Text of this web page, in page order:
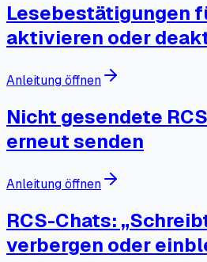
Lesebestätigungen
aktivieren oder
Anleitung öffnen
Nicht gesendete
erneut senden
Anleitung öffnen
RCS-Chats:
verbergen oder